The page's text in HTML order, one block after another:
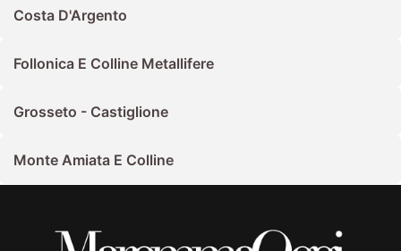
Costa D'Argento
Follonica E Colline Metallifere
Grosseto - Castiglione
Monte Amiata E Colline